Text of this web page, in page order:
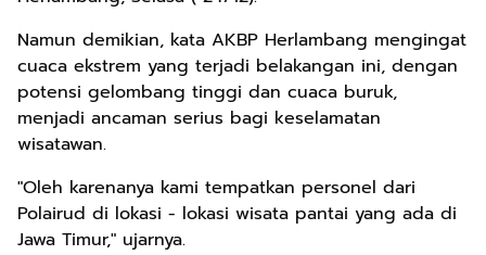
Namun demikian, kata AKBP Herlambang mengingat
cuaca ekstrem yang terjadi belakangan ini, dengan
potensi gelombang tinggi dan cuaca buruk,
menjadi ancaman serius bagi keselamatan
wisatawan.
"Oleh karenanya kami tempatkan personel dari
Polairud di lokasi - lokasi wisata pantai yang ada di
Jawa Timur," ujarnya.